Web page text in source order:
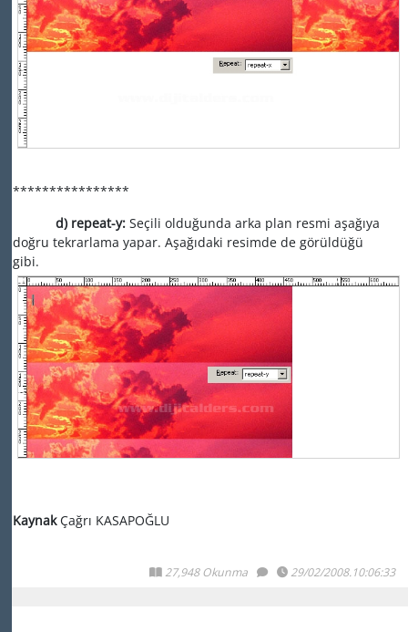
****************
d) repeat-y:Seçili olduğunda arka plan resmi aşağıya
doğru tekrarlama yapar. Aşağıdaki resimde de görüldüğü
gibi.
KaynakÇağrı KASAPOĞLU
27,948 Okunma 29/02/2008.10:06:33